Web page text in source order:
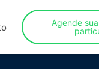
Agende